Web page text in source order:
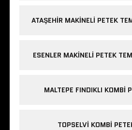
ATAŞEHIR MAKINELI PETEK
ESENLER MAKINELI PETEK
MALTEPE FINDIKLI KOMBI
TOPSELVI KOMBI